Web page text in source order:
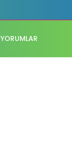
YORUMLAR